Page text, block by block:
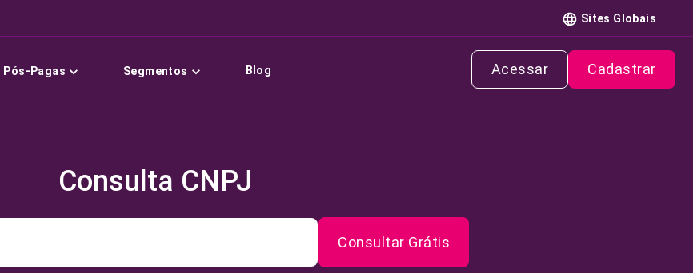
Sites Globais
Pós-Pagas Segmentos Blog Acessar Cadastrar
Consulta CNPJ
Consultar Grátis